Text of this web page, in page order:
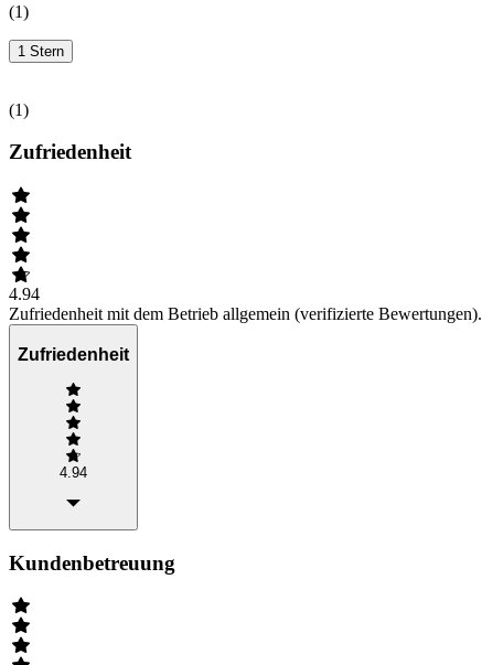
(1)
1 Stern
(1)
Zufriedenheit
4.94
Zufriedenheit mit dem Betrieb allgemein (verifizierte Bewertungen).
Zufriedenheit
4.94
Kundenbetreuung